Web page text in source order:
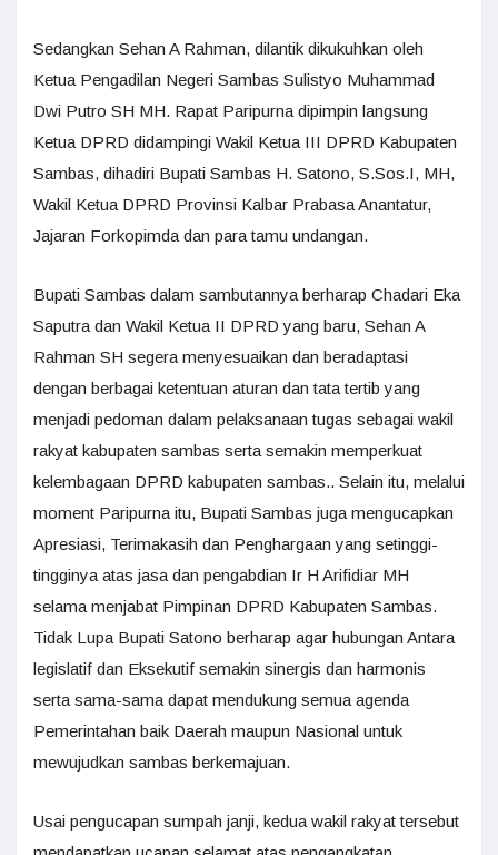
Sedangkan Sehan A Rahman, dilantik dikukuhkan oleh
Ketua Pengadilan Negeri Sambas Sulistyo Muhammad
Dwi Putro SH MH. Rapat Paripurna dipimpin langsung
Ketua DPRD didampingi Wakil Ketua III DPRD Kabupaten
Sambas, dihadiri Bupati Sambas H. Satono, S.Sos.I, MH,
Wakil Ketua DPRD Provinsi Kalbar Prabasa Anantatur,
Jajaran Forkopimda dan para tamu undangan.
Bupati Sambas dalam sambutannya berharap Chadari Eka
Saputra dan Wakil Ketua II DPRD yang baru, Sehan A
Rahman SH segera menyesuaikan dan beradaptasi
dengan berbagai ketentuan aturan dan tata tertib yang
menjadi pedoman dalam pelaksanaan tugas sebagai wakil
rakyat kabupaten sambas serta semakin memperkuat
kelembagaan DPRD kabupaten sambas.. Selain itu, melalui
moment Paripurna itu, Bupati Sambas juga mengucapkan
Apresiasi, Terimakasih dan Penghargaan yang setinggi-
tingginya atas jasa dan pengabdian Ir H Arifidiar MH
selama menjabat Pimpinan DPRD Kabupaten Sambas.
Tidak Lupa Bupati Satono berharap agar hubungan Antara
legislatif dan Eksekutif semakin sinergis dan harmonis
serta sama-sama dapat mendukung semua agenda
Pemerintahan baik Daerah maupun Nasional untuk
mewujudkan sambas berkemajuan.
Usai pengucapan sumpah janji, kedua wakil rakyat tersebut